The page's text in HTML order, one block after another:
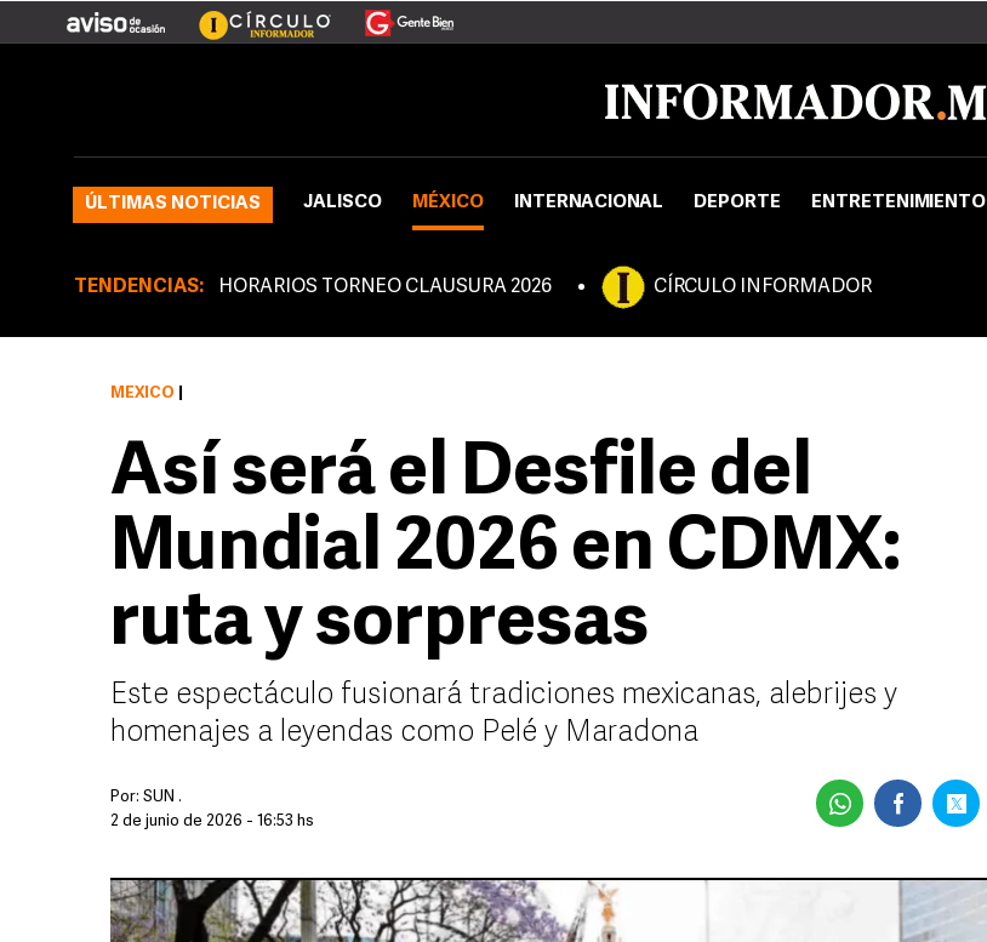
ÚLTIMAS NOTICIAS JALISCO MÉXICO INTERNACIONAL DEPORTE ENTRETENIMIENTO
TENDENCIAS: HORARIOS TORNEO CLAUSURA 2026 CÍRCULO INFORMADOR
MÉXICO
Así será el Desfile del
Mundial 2026 en CDMX:
ruta y sorpresas
Este espectáculo fusionará tradiciones mexicanas, alebrijes y
homenajes a leyendas como Pelé y Maradona
Por: SUN .
2 de junio de 2026 - 16:53 hs